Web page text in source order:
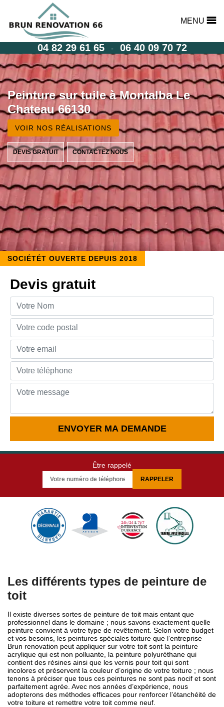
MENU
04 82 29 61 65 - 06 40 09 70 72
Peinture sur tuile à Montalba Le
Chateau 66130
VOIR NOS RÉALISATIONS
DEVIS GRATUIT CONTACTEZ NOUS
SOCIÉTÉT OUVERTE DEPUIS 2018
Devis gratuit
Être rappelé
Les différents types de peinture de
toit
Il existe diverses sortes de peinture de toit mais entant que
professionnel dans le domaine ; nous savons exactement quelle
peinture convient à votre type de revêtement. Selon votre budget
et vos besoins, les peintures spéciales toiture que l’entreprise
Brun renovation peut appliquer sur votre toit sont la peinture
acrylique qui est non polluante, la peinture polyuréthane qui
contient des résines ainsi que les vernis pour toit qui sont
incolores et préservent la couleur d’origine de votre toiture ; nous
tenons à préciser que tous ces peintures ne sont pas nocif et sont
parfaitement agrée. Avec nos années d’expérience, nous
adopterons des méthodes efficaces pour renforcer l’étanchéité de
votre toiture et remettre votre toit comme neuf.